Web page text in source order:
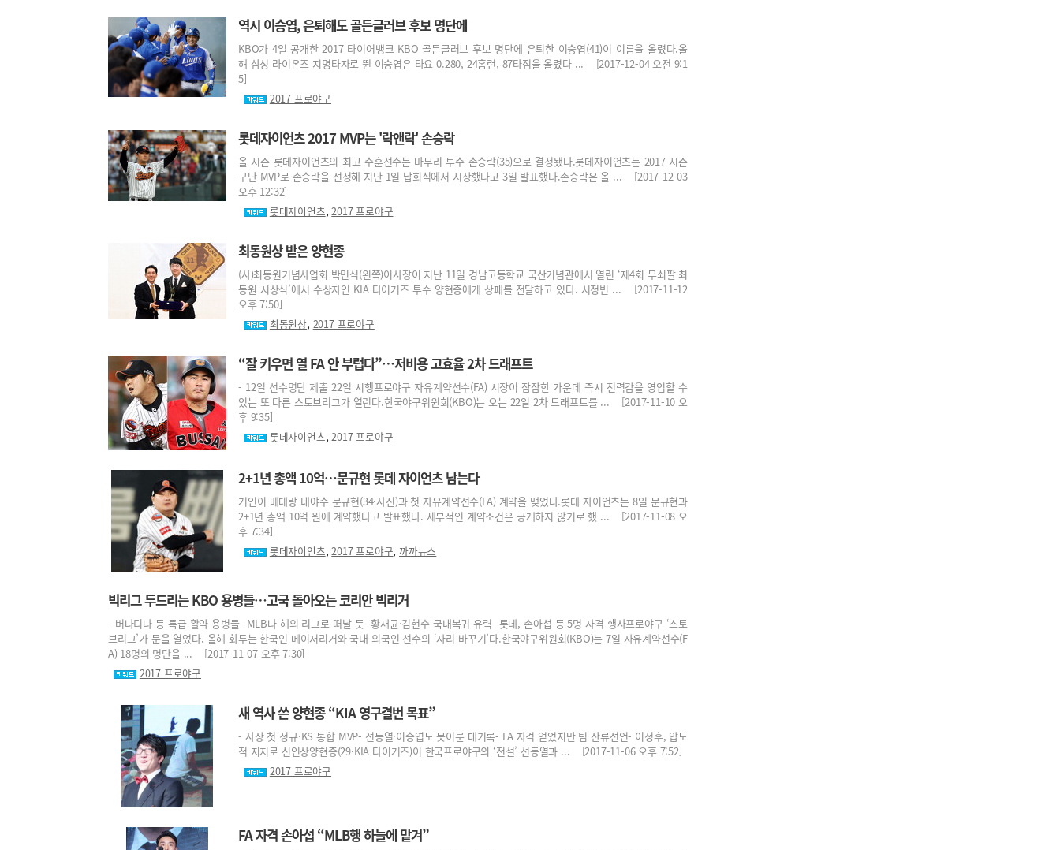
역시 이승엽, 은퇴해도 골든글러브 후보 명단에
KBO가 4일 공개한 2017 타이어뱅크 KBO 골든글러브 후보 명단에 은퇴한 이승엽(41)이 이름을 올렸다.올
해 삼성 라이온즈 지명타자로 뛴 이승엽은 타요 0.280, 24홈런, 87타점을 올렸다 ... [2017-12-04 오전 9:1
5]
2017 프로야구
롯데자이언츠 2017 MVP는 '락앤락' 손승락
올 시즌 롯데자이언츠의 최고 수훈선수는 마무리 투수 손승락(35)으로 결정됐다.롯데자이언츠는 2017 시즌
구단 MVP로 손승락을 선정해 지난 1일 납회식에서 시상했다고 3일 발표했다.손승락은 올 ... [2017-12-03
오후 12:32]
롯데자이언츠,2017 프로야구
최동원상 받은 양현종
(사)최동원기념사업회 박민식(왼쪽)이사장이 지난 11일 경남고등학교 국산기념관에서 열린 ‘제4회 무쇠팔 최
동원 시상식’에서 수상자인 KIA 타이거즈 투수 양현종에게 상패를 전달하고 있다. 서정빈 ... [2017-11-12
오후 7:50]
최동원상, 2017 프로야구
“잘 키우면 열 FA 안 부럽다”…저비용 고효율 2차 드래프트
- 12일 선수명단 제출 22일 시행프로야구 자유계약선수(FA) 시장이 잠잠한 가운데 즉시 전력감을 영입할 수
있는 또 다른 스토브리그가 열린다.한국야구위원회(KBO)는 오는 22일 2차 드래프트를 ... [2017-11-10 오
후 9:35]
롯데자이언츠,2017 프로야구
2+1년 총액 10억…문규현 롯데 자이언츠 남는다
거인이 베테랑 내야수 문규현(34·사진)과 첫 자유계약선수(FA) 계약을 맺었다.롯데 자이언츠는 8일 문규현과
2+1년 총액 10억 원에 계약했다고 발표했다. 세부적인 계약조건은 공개하지 않기로 했 ... [2017-11-08 오
후 7:34]
롯데자이언츠,2017 프로야구, 까까뉴스
빅리그 두드리는 KBO 용병들…고국 돌아오는 코리안 빅리거
- 버나디나 등 특급 활약 용병들- MLB나 해외 리그로 떠날 듯- 황재균·김현수 국내복귀 유력- 롯데, 손아섭 등 5명 자격 행사프로야구 ‘스토
브리그’가 문을 열었다. 올해 화두는 한국인 메이저리거와 국내 외국인 선수의 ‘자리 바꾸기’다.한국야구위원회(KBO)는 7일 자유계약선수(F
A) 18명의 명단을 ... [2017-11-07 오후 7:30]
2017 프로야구
새 역사 쓴 양현종 “KIA 영구결번 목표”
- 사상 첫 정규·KS 통합 MVP- 선동열·이승엽도 못이룬 대기록- FA 자격 얻었지만 팀 잔류선언- 이정후, 압도
적 지지로 신인상양현종(29·KIA 타이거즈)이 한국프로야구의 ‘전설’ 선동열과 ... [2017-11-06 오후 7:52]
2017 프로야구
FA 자격 손아섭 “MLB행 하늘에 맡겨”